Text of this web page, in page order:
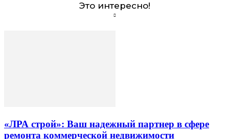
Это интересно!
«ЛРА строй»: Ваш надежный партнер в сфере
ремонта коммерческой недвижимости